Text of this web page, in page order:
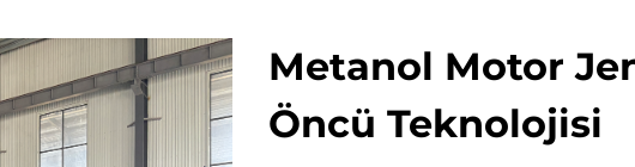
Metanol Motor
Öncü Teknolojisi